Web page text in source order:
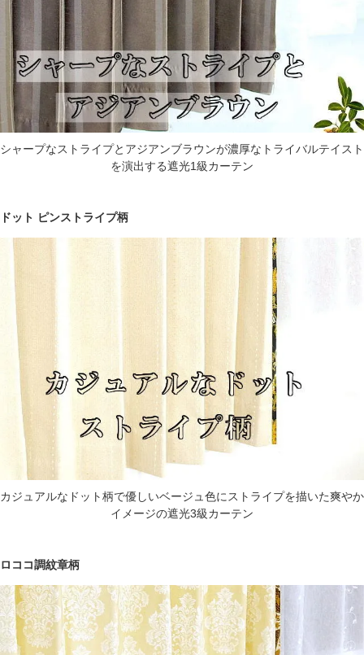
シャープなストライプとアジアンブラウンが濃厚なトライバルテイスト
を演出する遮光1級カーテン
ドット ピンストライプ柄
カジュアルなドット柄で優しいベージュ色にストライプを描いた爽やか
イメージの遮光3級カーテン
ロココ調紋章柄